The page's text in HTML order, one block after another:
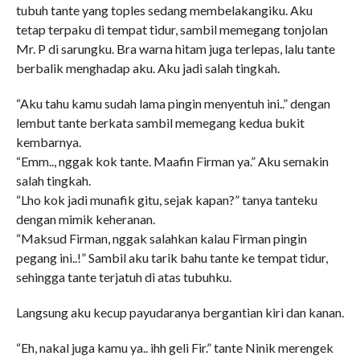
tubuh tante yang toples sedang membelakangiku. Aku
tetap terpaku di tempat tidur, sambil memegang tonjolan
Mr. P di sarungku. Bra warna hitam juga terlepas, lalu tante
berbalik menghadap aku. Aku jadi salah tingkah.
“Aku tahu kamu sudah lama pingin menyentuh ini..” dengan
lembut tante berkata sambil memegang kedua bukit
kembarnya.
“Emm.., nggak kok tante. Maafin Firman ya.” Aku semakin
salah tingkah.
“Lho kok jadi munafik gitu, sejak kapan?” tanya tanteku
dengan mimik keheranan.
“Maksud Firman, nggak salahkan kalau Firman pingin
pegang ini..!” Sambil aku tarik bahu tante ke tempat tidur,
sehingga tante terjatuh di atas tubuhku.
Langsung aku kecup payudaranya bergantian kiri dan kanan.
“Eh, nakal juga kamu ya.. ihh geli Fir.” tante Ninik merengek